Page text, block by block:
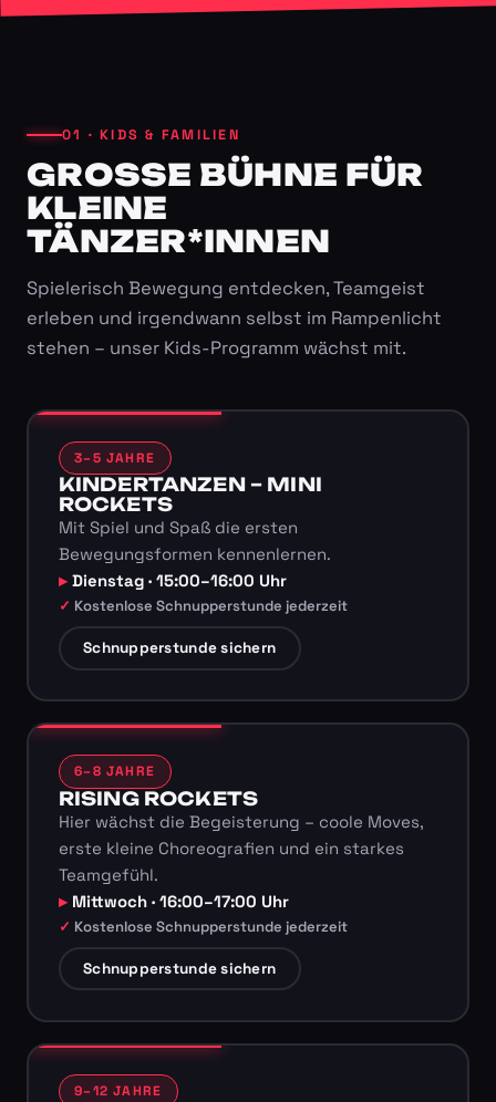
01 · KIDS & FAMILIEN
GROSSE BÜHNE FÜR K
LEINE T
ÄNZER*INNEN
Spielerisch Bewegung entdecken, Teamgeist
erleben und irgendwann selbst im Rampenlicht
stehen – unser Kids-Programm wächst mit.
3–5 JAHRE
KINDERTANZEN – MINI
ROCKETS
Mit Spiel und Spaß die ersten
Bewegungsformen kennenlernen.
Dienstag · 15:00–16:00 Uhr
Kostenlose Schnupperstunde jederzeit
Schnupperstunde sichern
6–8 JAHRE
RISING ROCKETS
Hier wächst die Begeisterung – coole Moves,
erste kleine Choreografien und ein starkes
Teamgefühl.
Mittwoch · 16:00–17:00 Uhr
Kostenlose Schnupperstunde jederzeit
Schnupperstunde sichern
9–12 JAHRE